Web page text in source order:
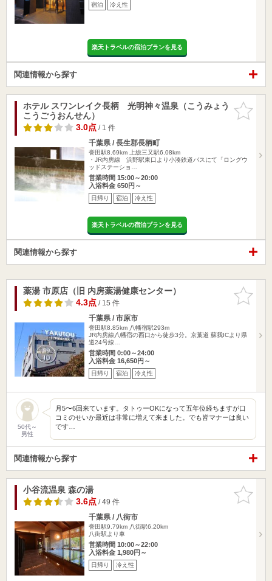
宿泊 冷え性
楽天トラベルの宿泊プランを見る
関連情報から探す
お気に入
りに追加
ホテル スワンレイク長柄 光明神々温泉（こうみょう
こうごうおんせん）
3.0点/ 1 件
千葉県 / 長生郡長柄町
誉田駅8.69km
上総三又駅6.08km
・JR内房線 浜野駅東口より小湊鉄道バスにて「ロングウ
ッドステーショ…
営業時間 15:00～20:00
入浴料金 650円～
日帰り 宿泊 冷え性
楽天トラベルの宿泊プランを見る
関連情報から探す
お気に入
りに追加
薬湯 市原店（旧 内房薬湯健康センター）
4.3点/ 15 件
千葉県 / 市原市
誉田駅8.85km 八幡宿駅293m
JR内房線八幡宿の西口から徒歩3分。京葉道 蘇我ICより県
道24号線…
営業時間 0:00～24:00
入浴料金 16,650円～
日帰り 宿泊 冷え性
50代～
男性
月5〜6回来ています。タトゥーOKになって五年位経ちますが口
コミのせいか最近は非常に増えて来ました。でも皆マナーは良い
です…
関連情報から探す
お気に入
りに追加
小谷流温泉 森の湯
3.6点/ 49 件
千葉県 / 八街市
誉田駅9.79km 八街駅6.20km
八街駅より車
営業時間 10:00～22:00
入浴料金 1,980円～
日帰り 冷え性